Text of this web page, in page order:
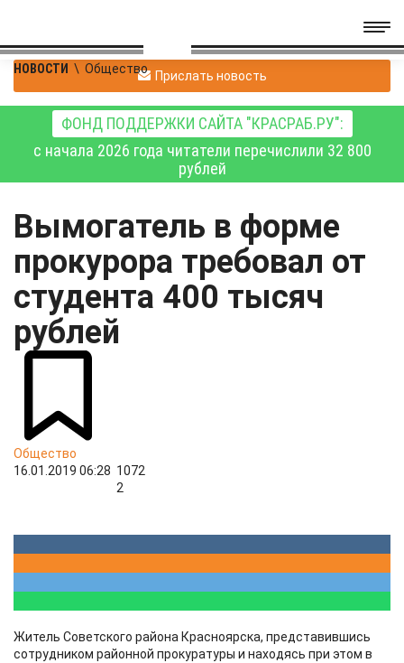
НОВОСТИ \ Общество Прислать новость
ФОНД ПОДДЕРЖКИ САЙТА "КРАСРАБ.РУ":
с начала 2026 года читатели перечислили 32 800
рублей
Вымогатель в форме
прокурора требовал от
студента 400 тысяч
рублей
Общество
16.01.2019 06:28 1072
2
Житель Советского района Красноярска, представившись
сотрудником районной прокуратуры и находясь при этом в